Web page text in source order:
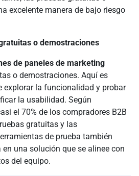
excelente manera de bajo riesgo
o demostraciones
de paneles de marketing
o demostraciones. Aquí es
explorar la funcionalidad y probar
la usabilidad. Según
el 70% de los compradores B2B
gratuitas y las
de prueba también
una solución que se alinee con
del equipo.